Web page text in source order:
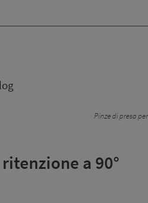
Pinze di presa
a 90°